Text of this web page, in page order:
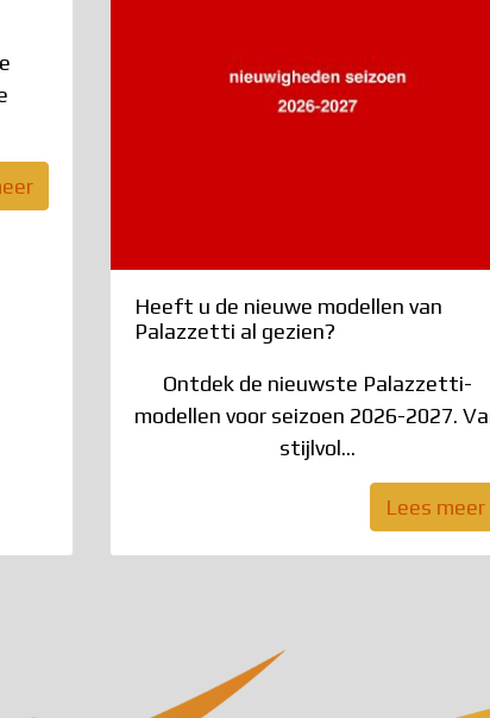
Heeft u de nieuwe modellen van
Palazzetti al gezien?
Ontdek de nieuwste Palazzetti-
modellen voor seizoen 2026-2027.
stijlvol...
Lees meer